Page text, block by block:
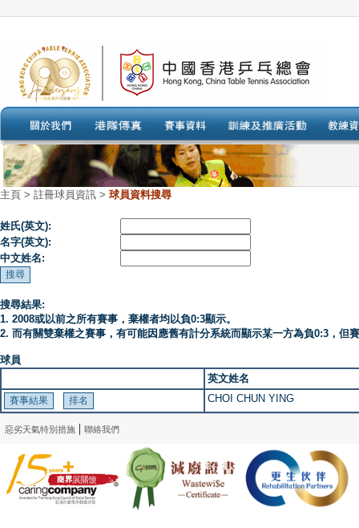
主頁 > 註冊球員資訊 > 球員資料搜尋
姓氏(英文):
名字(英文):
中文姓名:
搜尋結果:
1. 2008或以前之所有賽事，棄權者均以負0:3顯示。
2. 而有關雙棄權之賽事，有可能因應舊有計分系統而顯示某一方為負0:3，但
球員
英文姓名
CHOI CHUN YING